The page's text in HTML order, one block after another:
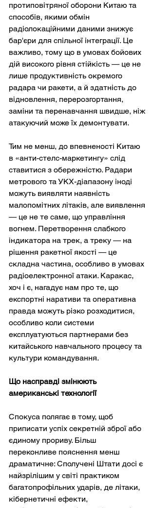
протиповітряної оборони Китаю та
способів, якими обмін
радіолокаційними даними знижує
бар'єри для спільної інтеграції. Це
важливо, тому що в умовах бойових
дій високого рівня стійкість — це не
лише продуктивність окремого
радара чи ракети, а й здатність до
відновлення, перерозгортання,
заміни та перенавчання швидше, ніж
атакуючий може їх демонтувати.
Тим не менш, до впевненості Китаю
в «анти-стелс-маркетингу» слід
ставитися з обережністю. Радари
метрового та УКХ-діапазону іноді
можуть виявляти наявність
малопомітних літаків, але виявлення
— це не те саме, що управління
вогнем. Перетворення слабкого
індикатора на трек, а треку — на
рішення ракетної якості — це
складна частина, особливо в умовах
радіоелектронної атаки. Каракас,
хоч і є, нагадує нам про те, що
експортні наративи та оперативна
правда можуть різко розходитися,
особливо коли системи
експлуатуються партнерами без
китайського навчального процесу та
культури командування.
Що насправді змінюють
американські технології
Спокуса полягає в тому, щоб
приписати успіх секретній зброї або
єдиному прориву. Більш
переконливе пояснення менш
драматичне: Сполучені Штати досі є
найзрілішим у світі практиком
багатопрофільних ударів, де літаки,
кібернетичні ефекти,